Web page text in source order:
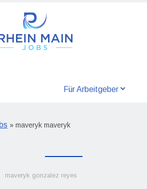
Für Arbeitgeber
» maveryk maveryk
maveryk gonzalez reyes